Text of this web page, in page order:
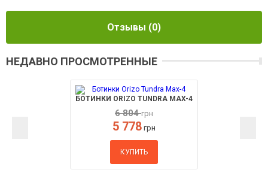
Отзывы (0)
НЕДАВНО ПРОСМОТРЕННЫЕ
БОТИНКИ ORIZO TUNDRA MAX-4
6 804грн
5 778 грн
КУПИТЬ